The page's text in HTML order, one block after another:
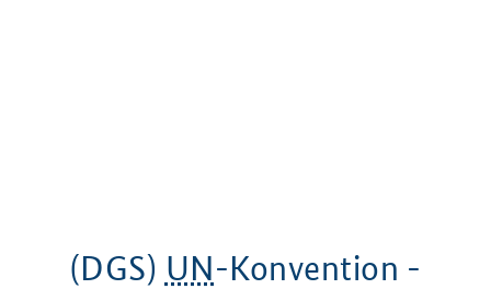
(DGS) UN-Konvention -